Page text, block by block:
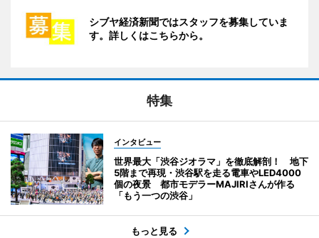
シブヤ経済新聞ではスタッフを募集していま
す。詳しくはこちらから。
特集
インタビュー
世界最大「渋谷ジオラマ」を徹底解剖！ 地下
5階まで再現・渋谷駅を走る電車やLED4000
個の夜景 都市モデラーMAJIRIさんが作る
「もう一つの渋谷」
もっと見る